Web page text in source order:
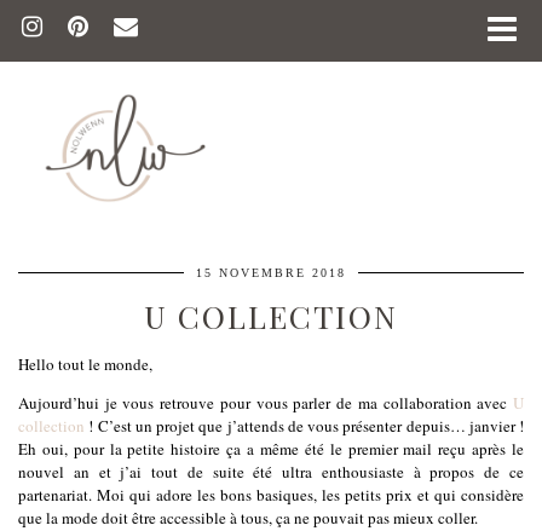
15 NOVEMBRE 2018
U COLLECTION
Hello tout le monde,
Aujourd’hui je vous retrouve pour vous parler de ma collaboration avec U
collection ! C’est un projet que j’attends de vous présenter depuis… janvier !
Eh oui, pour la petite histoire ça a même été le premier mail reçu après le
nouvel an et j’ai tout de suite été ultra enthousiaste à propos de ce
partenariat. Moi qui adore les bons basiques, les petits prix et qui considère
que la mode doit être accessible à tous, ça ne pouvait pas mieux coller.